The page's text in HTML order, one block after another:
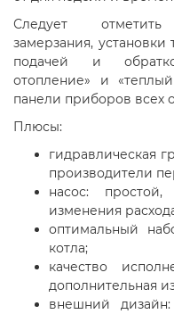
Следует
замерзания,
подачей и
отопление» и
панели приборов всех
Плюсы:
гидравлическая
производители
насос:
изменения
оптимальный
котла;
качество
дополнительная
внешний